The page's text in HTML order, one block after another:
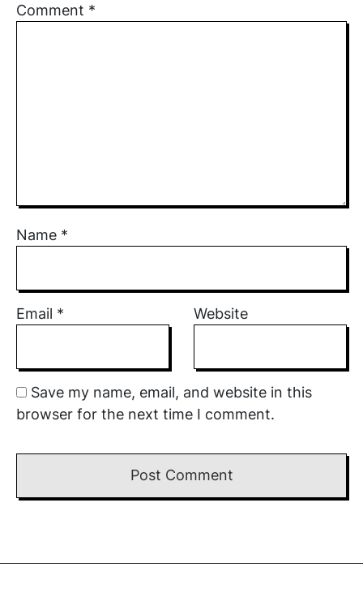
Comment *
Name *
Email * Website
Save my name, email, and website in this
browser for the next time I comment.